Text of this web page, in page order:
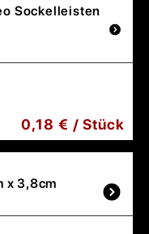
Sockelleisten
0,18 € / Stück
x 3,8cm